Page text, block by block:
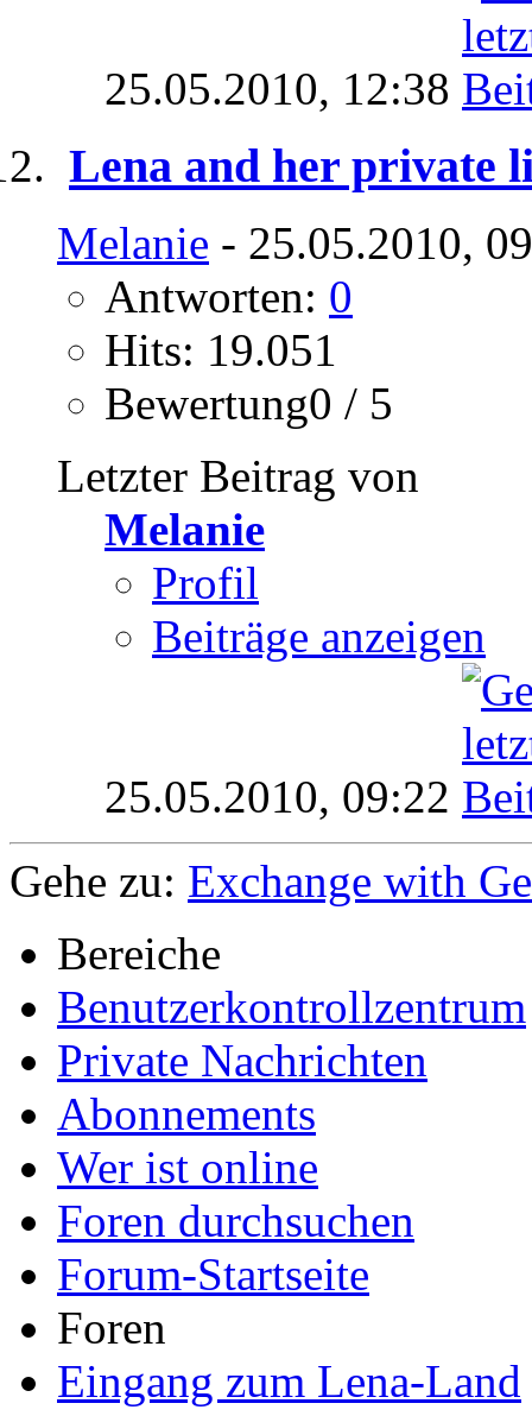
25.05.2010, 12:38
Lena and her private
Melanie - 25.05.2010,
Antworten: 0
Hits: 19.051
Bewertung0 / 5
Letzter Beitrag von
Melanie
Profil
Beiträge anzeigen
25.05.2010, 09:22
Gehe zu: Exchange with
Bereiche
Benutzerkontrollzentrum
Private Nachrichten
Abonnements
Wer ist online
Foren durchsuchen
Forum-Startseite
Foren
Eingang zum Lena-Land